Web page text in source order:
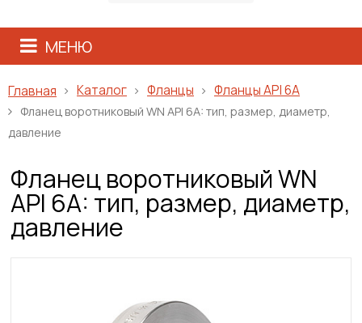
МЕНЮ
Главная Каталог Фланцы Фланцы API 6A
Фланец воротниковый WN API 6A: тип, размер, диаметр,
давление
Фланец воротниковый WN
API 6A: тип, размер, диаметр,
давление